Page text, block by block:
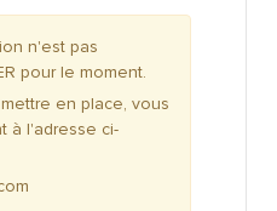
n'est pas
pour le moment.
en place, vous
à l'adresse ci-